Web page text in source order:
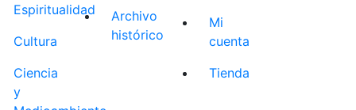
Espiritualidad
Cultura
Ciencia
y
Archivo
histórico
Mi
cuenta
Tienda